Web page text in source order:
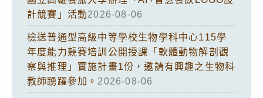
計競賽」活動2026-08-06
檢送普通型高級中等學校生物學科中心115學
年度能力競賽培訓公開授課「軟體動物解剖觀
察與推理」實施計畫1份，邀請有興趣之生物科
教師踴躍參加。 2026-08-06